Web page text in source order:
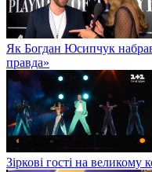
Як Богдан Юсипчук
правда»
Зіркові гості на